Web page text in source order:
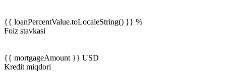
{{ loanPercentValue.toLocaleString() }} %
Foiz stavkasi
{{ mortgageAmount }} USD
Kredit miqdori